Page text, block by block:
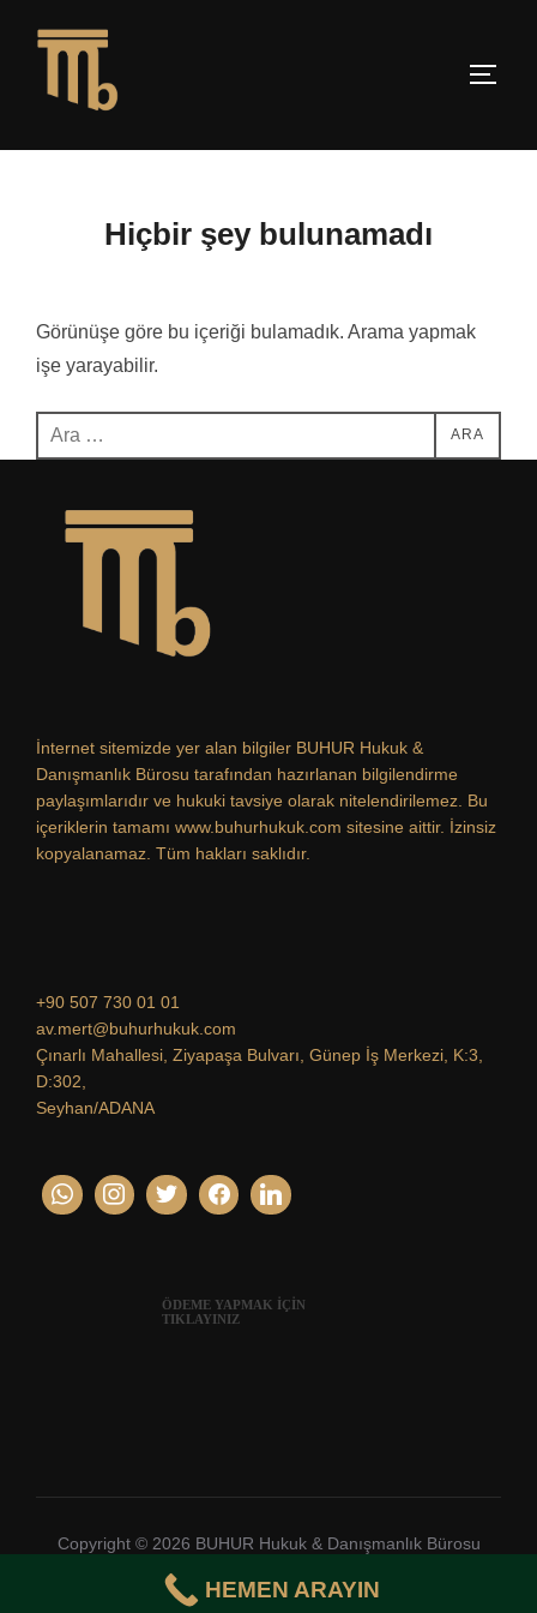
Hiçbir şey bulunamadı
Görünüşe göre bu içeriği bulamadık. Arama yapmak
işe yarayabilir.
Aranacak
içerik:
ARA
İnternet sitemizde yer alan bilgiler BUHUR Hukuk &
Danışmanlık Bürosu tarafından hazırlanan bilgilendirme
paylaşımlarıdır ve hukuki tavsiye olarak nitelendirilemez. Bu
içeriklerin tamamı www.buhurhukuk.com sitesine aittir. İzinsiz
kopyalanamaz. Tüm hakları saklıdır.
+90 507 730 01 01
av.mert@buhurhukuk.com
Çınarlı Mahallesi, Ziyapaşa Bulvarı, Günep İş Merkezi, K:3,
D:302,
Seyhan/ADANA
ÖDEME YAPMAK İÇİN
TIKLAYINIZ
Copyright © 2026 BUHUR Hukuk & Danışmanlık Bürosu
Inspiro ThemeyazanWPZOOM
HEMEN ARAYIN